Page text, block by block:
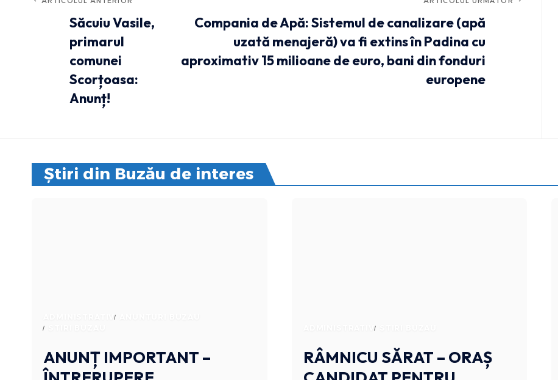
Săcuiu Vasile,
primarul
comunei
Scorțoasa:
Anunț!
Compania de Apă: Sistemul de canalizare (apă
uzată menajeră) va fi extins în Padina cu
aproximativ 15 milioane de euro, bani din fonduri
europene
Știri din Buzău de interes
ADMINISTRATIV
ANUNȚ IMPORTANT –
ADMINISTRATIV
RÂMNICU SĂRAT – ORAȘ